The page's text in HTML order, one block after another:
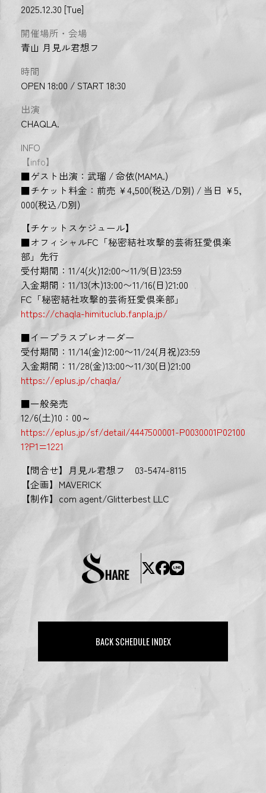
2025.12.30 [Tue]
開催場所・会場
青山 月見ル君想フ
時間
OPEN 18:00 / START 18:30
出演
CHAQLA.
INFO
【info】
■ゲスト出演：武瑠 / 命依(MAMA.)
■チケット料金：前売 ¥4,500(税込/D別) / 当日 ¥5,
000(税込/D別)
【チケットスケジュール】
■オフィシャルFC「秘密結社攻撃的芸術狂愛倶楽
部」先行
受付期間：11/4(火)12:00〜11/9(日)23:59
入金期間：11/13(木)13:00〜11/16(日)21:00
FC「秘密結社攻撃的芸術狂愛倶楽部」
https://chaqla-himituclub.fanpla.jp/
■イープラスプレオーダー
受付期間：11/14(金)12:00〜11/24(月祝)23:59
入金期間：11/28(金)13:00〜11/30(日)21:00
https://eplus.jp/chaqla/
■一般発売
12/6(土)10：00～
https://eplus.jp/sf/detail/4447500001-P0030001P02100
1?P1=1221
【問合せ】月見ル君想フ 03-5474-8115
【企画】MAVERICK
【制作】com agent/Glitterbest LLC
BACK SCHEDULE INDEX